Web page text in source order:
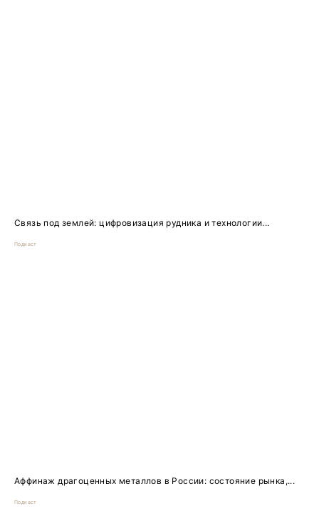
Связь под землей: цифровизация рудника и технологии...
Подкаст
Аффинаж драгоценных металлов в России: состояние рынка,...
Подкаст